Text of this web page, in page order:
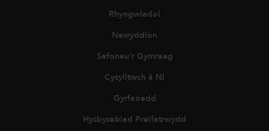
Rhyngwladol
Newyddion
Safonau'r Gymraeg
Cysylltwch â Ni
Gyrfaoedd
Hysbysebiad Preifatrwydd